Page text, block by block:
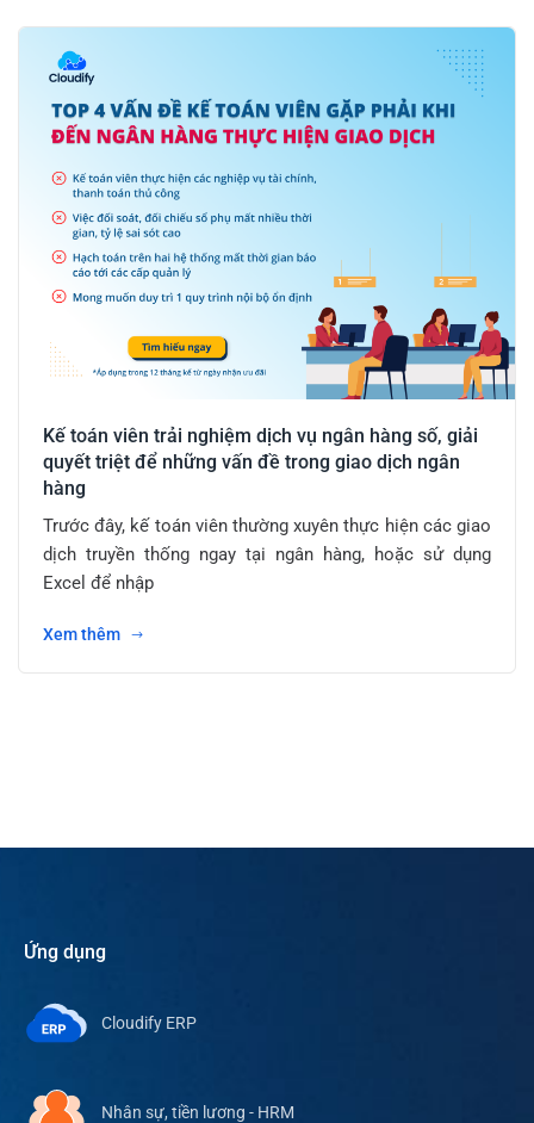
Kế toán viên trải nghiệm dịch vụ ngân hàng số, giải
quyết triệt để những vấn đề trong giao dịch ngân
hàng
Trước đây, kế toán viên thường xuyên thực hiện các giao
dịch truyền thống ngay tại ngân hàng, hoặc sử dụng
Excel để nhập
Xem thêm
Ứng dụng
Cloudify ERP
Nhân sự, tiền lương - HRM